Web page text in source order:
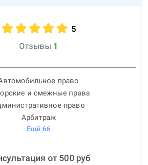
5
Отзывы 1
право
и смежные права
право
Арбитраж
Ещё 66
от 500руб